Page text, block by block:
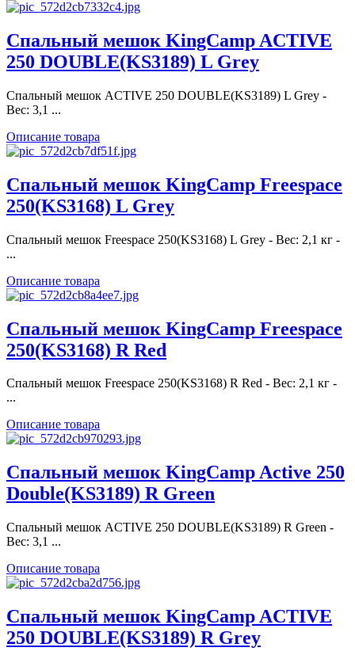
Спальный мешок KingCamp ACTIVE
250 DOUBLE(KS3189) L Grey
Спальный мешок ACTIVE 250 DOUBLE(KS3189) L Grey -
Вес: 3,1 ...
Описание товара
Спальный мешок KingCamp Freespace
250(KS3168) L Grey
Спальный мешок Freespace 250(KS3168) L Grey - Вес: 2,1 кг -
...
Описание товара
Спальный мешок KingCamp Freespace
250(KS3168) R Red
Спальный мешок Freespace 250(KS3168) R Red - Вес: 2,1 кг -
...
Описание товара
Спальный мешок KingCamp Active 250
Double(KS3189) R Green
Спальный мешок ACTIVE 250 DOUBLE(KS3189) R Green -
Вес: 3,1 ...
Описание товара
Спальный мешок KingCamp ACTIVE
250 DOUBLE(KS3189) R Grey